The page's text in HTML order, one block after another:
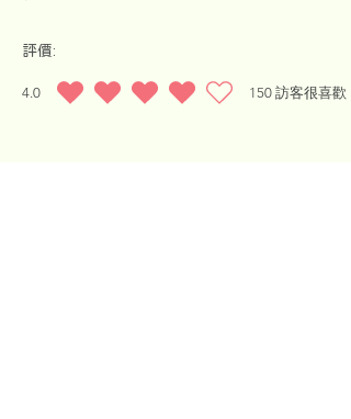
評價:
4.0 150 訪客很喜歡
平均評等為 4 ，滿分 5 分, ，基於 150 票, 訪客很喜歡